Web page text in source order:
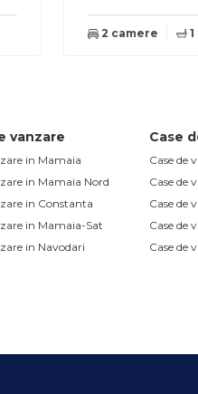
2 camere
vanzare
in Mamaia
in Mamaia Nord
in Constanta
in Mamaia-Sat
in Navodari
Case
Case de
Case de
Case de
Case de
Case de